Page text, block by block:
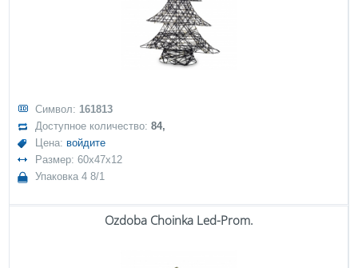
Символ: 161813
Доступное количество:84,
Цена: войдите
Размер: 60x47x12
Упаковка 4 8/1
Ozdoba Choinka Led-Prom.